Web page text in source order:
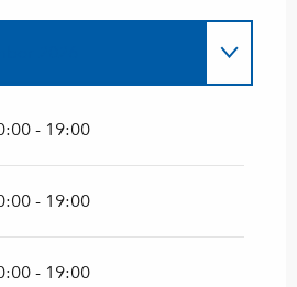
- 19:00
- 19:00
- 19:00